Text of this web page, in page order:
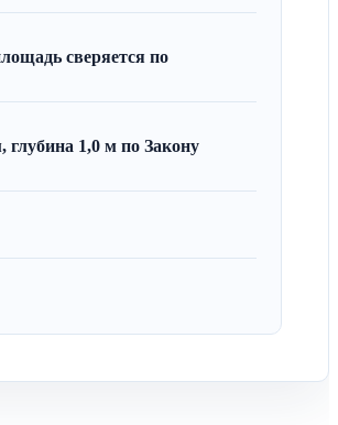
сверяется по
глубина 1,0 м по Закону